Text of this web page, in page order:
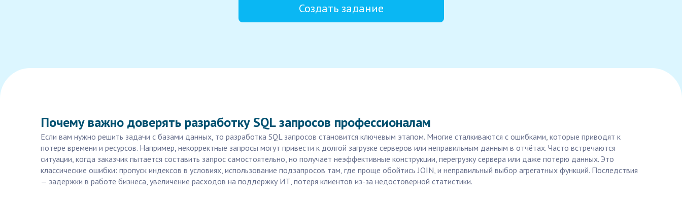
Создать задание
Почему важно доверять разработку SQL запросов профессионалам
Если вам нужно решить задачи с базами данных, то разработка SQL запросов становится ключевым этапом. Многие сталкиваются с ошибками, которые приводят к
потере времени и ресурсов. Например, некорректные запросы могут привести к долгой загрузке серверов или неправильным данным в отчётах. Часто встречаются
ситуации, когда заказчик пытается составить запрос самостоятельно, но получает неэффективные конструкции, перегрузку сервера или даже потерю данных. Это
классические ошибки: пропуск индексов в условиях, использование подзапросов там, где проще обойтись JOIN, и неправильный выбор агрегатных функций. Последствия
— задержки в работе бизнеса, увеличение расходов на поддержку ИТ, потеря клиентов из-за недостоверной статистики.